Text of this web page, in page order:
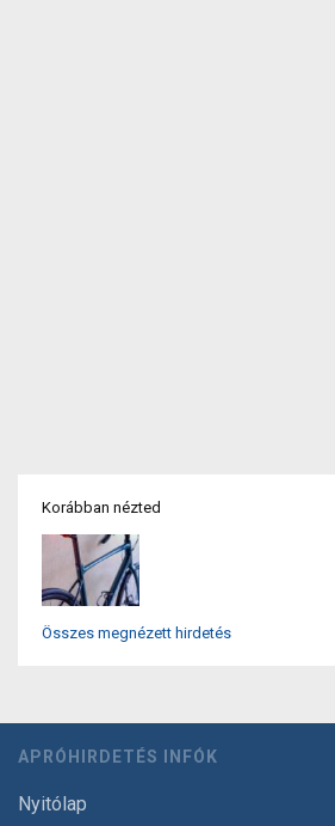
Korábban nézted
Összes megnézett hirdetés
APRÓHIRDETÉS INFÓK
Nyitólap